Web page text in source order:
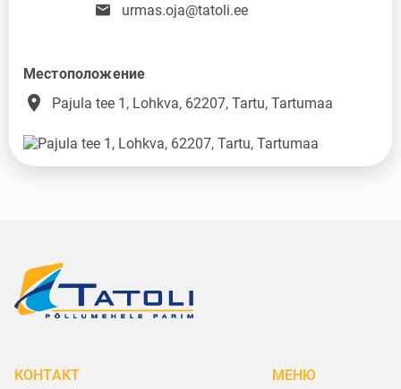
urmas.oja@tatoli.ee
Местоположение
place Pajula tee 1, Lohkva, 62207, Tartu, Tartumaa
КОНТАКТ МЕНЮ